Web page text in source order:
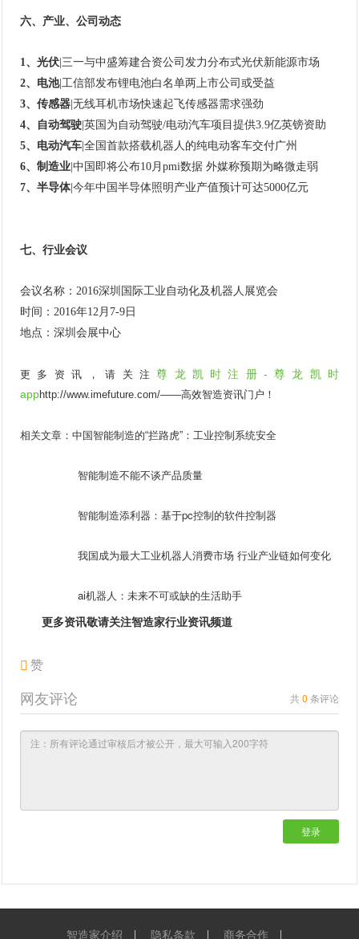
六、产业、公司动态
1、光伏 |三一与中盛筹建合资公司发力分布式光伏新能源市场
2、电池|工信部发布锂电池白名单两上市公司或受益
3、传感器 |无线耳机市场快速起飞传感器需求强劲
4、自动驾驶 |英国为自动驾驶/电动汽车项目提供3.9亿英镑资助
5、电动汽车 |全国首款搭载机器人的纯电动客车交付广州
6、制造业 |中国即将公布10月pmi数据 外媒称预期为略微走弱
7、半导体|今年中国半导体照明产业产值预计可达5000亿元
七、行业会议
会议名称：2016深圳国际工业自动化及机器人展览会
时间：2016年12月7-9日
地点：深圳会展中心
更多资讯，请关注尊龙凯时注册-尊龙凯时
apphttp://www.imefuture.com/——高效智造资讯门户！
相关文章：中国智能制造的“拦路虎”：工业控制系统安全
智能制造不能不谈产品质量
智能制造添利器：基于pc控制的软件控制器
我国成为最大工业机器人消费市场 行业产业链如何变化
ai机器人：未来不可或缺的生活助手
更多资讯敬请关注智造家行业资讯频道
赞
网友评论 共0 条评论
登录
智造家介绍 隐私条款 商务合作